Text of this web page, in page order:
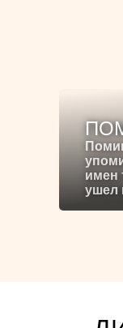
имен
ушел